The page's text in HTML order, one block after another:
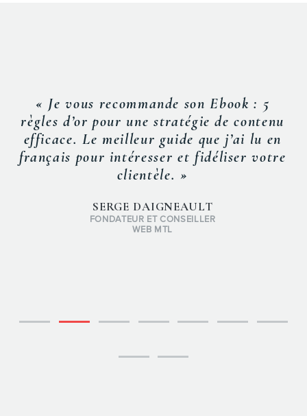
« Je vous recommande son Ebook : 5
règles d’or pour une stratégie de contenu
efficace. Le meilleur guide que j’ai lu en
français pour intéresser et fidéliser votre
clientèle. »
SERGE DAIGNEAULT
FONDATEUR ET CONSEILLER
WEB MTL